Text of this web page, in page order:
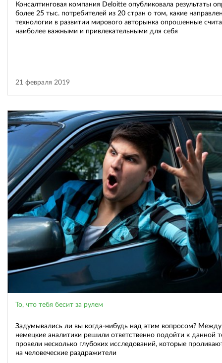
Консалтинговая компания Deloitte опубликовала результаты
более 25 тыс. потребителей из 20 стран о том, какие
технологии в развитии мирового авторынка опрошенные
наиболее важными и привлекательными для себя
21 февраля 2019
То, что тебя бесит за рулем
Задумывались ли вы когда-нибудь над этим вопросом?
немецкие аналитики решили ответственно подойти к данной
провели несколько глубоких исследований, которые
на человеческие раздражители